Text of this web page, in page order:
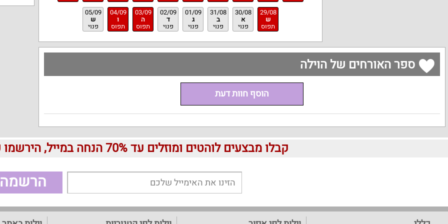
29/08
ש
תפוס
30/08
א
פנוי
31/08
ב
פנוי
01/09
ג
פנוי
02/09
ד
פנוי
03/09
ה
תפוס
04/09
ו
תפוס
05/09
ש
פנוי
ספר האורחים של הוילה
הוסף חוות דעת
קבלו מבצעים לוהטים ומוזלים עד 70% הנחה במייל, הירשמו עכשיו בחינם:
הרשמה